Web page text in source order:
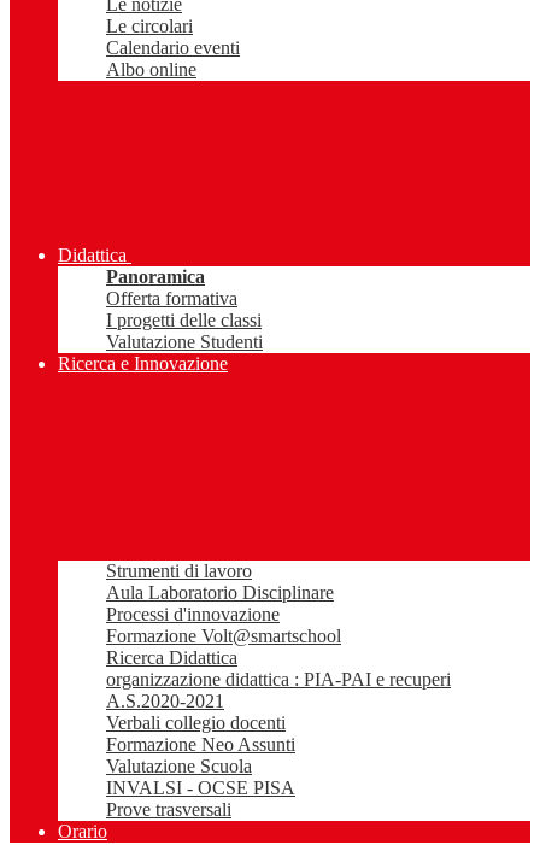
Le notizie
Le circolari
Calendario eventi
Albo online
Didattica
Panoramica
Offerta formativa
I progetti delle classi
Valutazione Studenti
Ricerca e Innovazione
Strumenti di lavoro
Aula Laboratorio Disciplinare
Processi d'innovazione
Formazione Volt@smartschool
Ricerca Didattica
organizzazione didattica : PIA-PAI e recuperi
A.S.2020-2021
Verbali collegio docenti
Formazione Neo Assunti
Valutazione Scuola
INVALSI - OCSE PISA
Prove trasversali
Orario